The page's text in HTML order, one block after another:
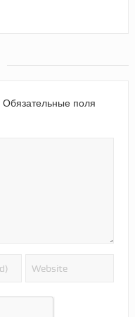
Обязательные поля